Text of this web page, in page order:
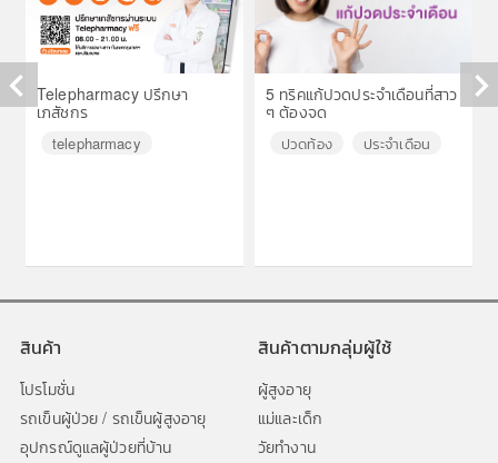
Telepharmacy ปรึกษา
เภสัชกร
telepharmacy
5 ทริคแก้ปวดประจำเดือนที่สาว
ๆ ต้องจด
ปวดท้อง ประจำเดือน
สินค้า
โปรโมชั่น
รถเข็นผู้ป่วย / รถเข็นผู้สูงอายุ
อุปกรณ์ดูแลผู้ป่วยที่บ้าน
สินค้าตามกลุ่มผู้ใช้
ผู้สูงอายุ
แม่และเด็ก
วัยทำงาน